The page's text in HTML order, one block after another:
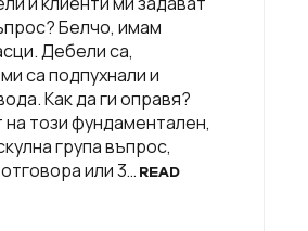
Белчо, имам
Дебели са,
са подпухнали и
Как да ги оправя?
този фундаментален,
група въпрос,
или 3… READ